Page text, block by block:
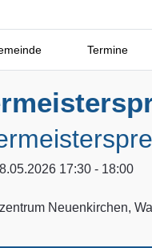
Termine
17:30 - 18:00
Neuenkirchen,